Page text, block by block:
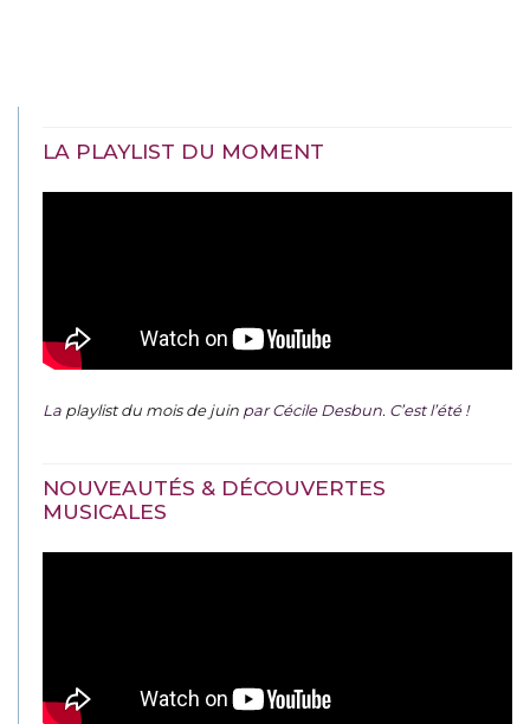
LA PLAYLIST DU MOMENT
La playlist du mois de juin par Cécile Desbun. C’est l’été !
NOUVEAUTÉS & DÉCOUVERTES
MUSICALES